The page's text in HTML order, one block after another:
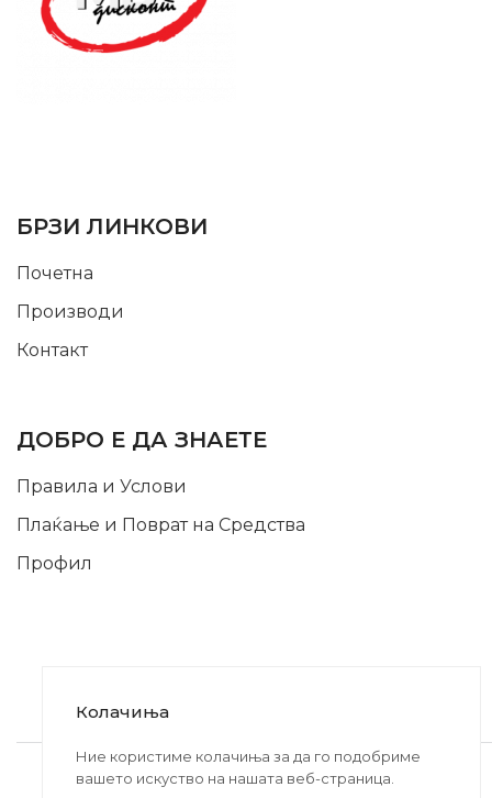
БРЗИ ЛИНКОВИ
Почетна
Производи
Контакт
ДОБРО Е ДА ЗНАЕТЕ
Правила и Услови
Плаќање и Поврат на Средства
Профил
2020-2024 © MB DISKONT. Изработено од
БРАМИТ ДООЕЛ
Колачиња
Ние користиме колачиња за да го подобриме
вашето искуство на нашата веб-страница.